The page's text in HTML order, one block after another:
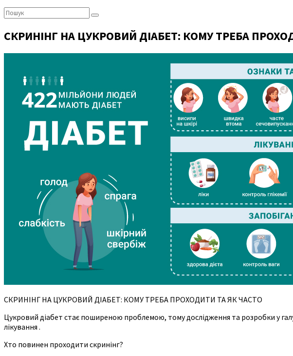
Пошук:
СКРИНІНГ НА ЦУКРОВИЙ ДІАБЕТ: КОМУ ТРЕБА
СКРИНІНГ НА ЦУКРОВИЙ ДІАБЕТ: КОМУ ТРЕБА ПРОХОДИТИ ТА ЯК ЧАСТО
Цукровий діабет стає поширеною проблемою, тому дослідження та розробки у
лікування .
Хто повинен проходити скринінг?